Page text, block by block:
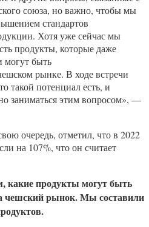
союза, но важно, чтобы мы
стандартов
Хотя уже сейчас мы
продукты, которые даже
могут быть
рынке. В ходе встречи
такой потенциал есть, и
заниматься этим вопросом», —
очередь, отметил, что в 2022
на 107%, что он считает
какие продукты могут быть
чешский рынок. Мы составили